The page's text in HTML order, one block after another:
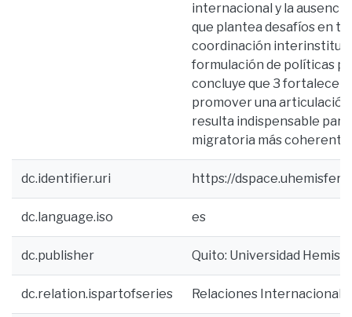
internacional y la
que plantea desafíos en
coordinación
formulación de políticas
concluye que 3 fortalecer
promover una
resulta indispensable
migratoria más
dc.identifier.uri https://
dc.language.iso es
dc.publisher Quito: Universidad
dc.relation.ispartofseries Relaciones